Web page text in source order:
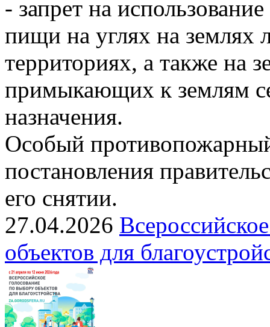
- запрет на
пищи на углях на землях
территориях, а также на
примыкающих к землям
назначения.
Особый
постановления
его снятии.
27.04.2026
объектов для